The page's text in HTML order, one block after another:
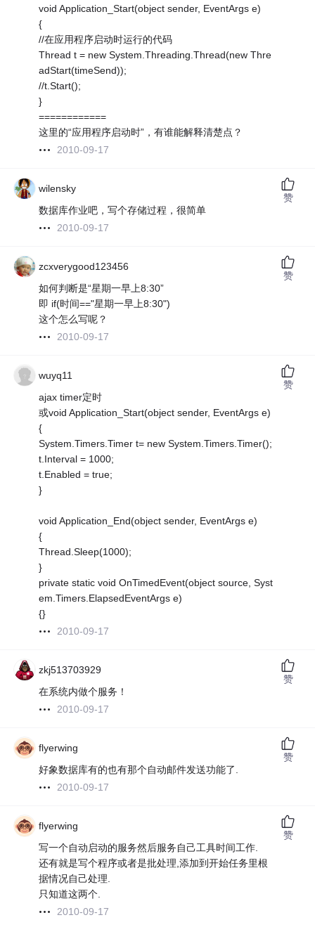
void Application_Start(object sender, EventArgs e)
{
//在应用程序启动时运行的代码
Thread t = new System.Threading.Thread(new Thre
adStart(timeSend));
//t.Start();
}
============
这里的“应用程序启动时”，有谁能解释清楚点？
2010-09-17
wilensky
数据库作业吧，写个存储过程，很简单
2010-09-17
赞
zcxverygood123456
如何判断是“星期一早上8:30”
即 if(时间=="星期一早上8:30")
这个怎么写呢？
2010-09-17
赞
wuyq11
ajax timer定时
或void Application_Start(object sender, EventArgs e)
{
System.Timers.Timer t= new System.Timers.Timer();
t.Interval = 1000;
t.Enabled = true;
}
void Application_End(object sender, EventArgs e)
{
Thread.Sleep(1000);
}
private static void OnTimedEvent(object source, Syst
em.Timers.ElapsedEventArgs e)
{}
2010-09-17
赞
zkj513703929
在系统内做个服务！
2010-09-17
赞
flyerwing
好象数据库有的也有那个自动邮件发送功能了.
2010-09-17
赞
flyerwing
写一个自动启动的服务然后服务自己工具时间工作.
还有就是写个程序或者是批处理,添加到开始任务里根
据情况自己处理.
只知道这两个.
2010-09-17
赞